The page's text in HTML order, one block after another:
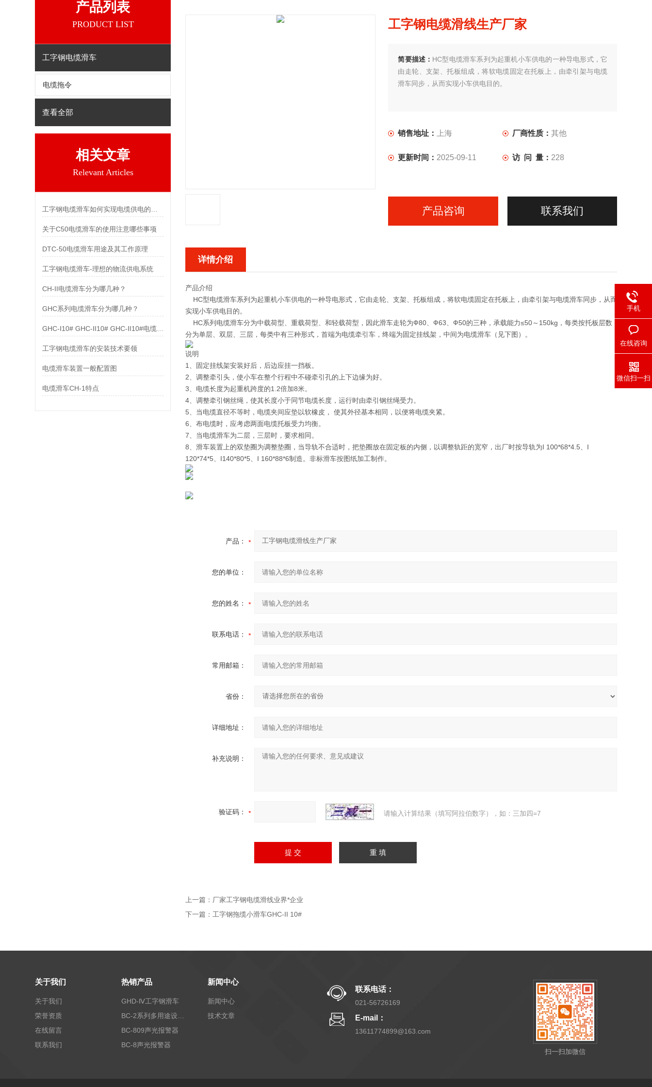
产品列表
PRODUCT LIST
工字钢电缆滑车
电缆拖令
查看全部
相关文章
Relevant Articles
关于C50电缆滑车的使用注意哪些事项
DTC-50电缆滑车用途及其工作原理
工字钢电缆滑车-理想的物流供电系统
CH-II电缆滑车分为哪几种？
GHC系列电缆滑车分为哪几种？
GHC-Ⅰ10# GHC-ⅠI10# GHC-ⅠI10#电缆滑车配置图
工字钢电缆滑车的安装技术要领
电缆滑车装置一般配置图
电缆滑车CH-1特点
工字钢电缆滑线生产厂家
简要描述： HC型电缆滑车系列为起重机小车供电的一种导电形式，它
由走轮、支架、托板组成，将软电缆固定在托板上，由牵引架与电缆
滑车同步，从而实现小车供电目的。
销售地址： 上海 厂商性质：其他
更新时间： 2025-09-11 访 问 量： 228
产品咨询 联系我们
详情介绍
产品介绍
HC型电缆滑车系列为起重机小车供电的一种导电形式，它由走轮、支架、托板组成，将软电缆固定在托板上，由牵引架与电缆滑车同步，从而
实现小车供电目的。
HC系列电缆滑车分为中载荷型、重载荷型、和轻载荷型，因此滑车走轮为Ф80、Ф63、Ф50的三种，承载能力≤50～150kg，每类按托板层数
分为单层、双层、三层，每类中有三种形式，首端为电缆牵引车，终端为固定挂线架，中间为电缆滑车（见下图）。
说明
1、固定挂线架安装好后，后边应挂一挡板。
2、调整牵引头，使小车在整个行程中不碰牵引孔的上下边缘为好。
3、电缆长度为起重机跨度的1.2倍加8米。
4、调整牵引钢丝绳，使其长度小于同节电缆长度，运行时由牵引钢丝绳受力。
5、当电缆直径不等时，电缆夹间应垫以软橡皮， 使其外径基本相同，以便将电缆夹紧。
6、布电缆时，应考虑两面电缆托板受力均衡。
7、当电缆滑车为二层，三层时，要求相同。
8、滑车装置上的双垫圈为调整垫圈，当导轨不合适时，把垫圈放在固定板的内侧，以调整轨距的宽窄，出厂时按导轨为I 100*68*4.5、I
120*74*5、I140*80*5、I 160*88*6制造。非标滑车按图纸加工制作。
产品：
您的单位：
您的姓名：
联系电话：
常用邮箱：
省份：
详细地址：
补充说明：
验证码： 请输入计算结果（填写阿拉伯数字），如：三加四=7
上一篇： 厂家工字钢电缆滑线业界*企业
下一篇： 工字钢拖缆小滑车GHC-II 10#
关于我们
关于我们
荣誉资质
在线留言
联系我们
热销产品
GHD-Ⅳ工字钢滑车
BC-809声光报警器
BC-8声光报警器
新闻中心
新闻中心
技术文章
联系电话：
021-56726169
E-mail：
13611774899@163.com
扫一扫加微信
手机
在线咨询
微信扫一扫